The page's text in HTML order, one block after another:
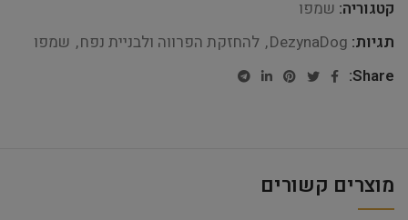
קטגוריה: שמפו
תגיות: DezynaDog
, להחזקת הפרווה ולבניית נפח, שמפו
Share:
מוצרים קשורים